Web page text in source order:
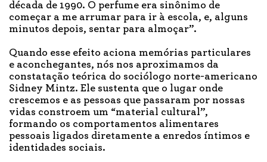
década de 1990. O perfume era sinônimo de
começar a me arrumar para ir à escola, e, alguns
minutos depois, sentar para almoçar”.
Quando esse efeito aciona memórias particulares
e aconchegantes, nós nos aproximamos da
constatação teórica do sociólogo norte-americano
Sidney Mintz. Ele sustenta que o lugar onde
crescemos e as pessoas que passaram por nossas
vidas constroem um “material cultural”,
formando os comportamentos alimentares
pessoais ligados diretamente a enredos íntimos e
identidades sociais.